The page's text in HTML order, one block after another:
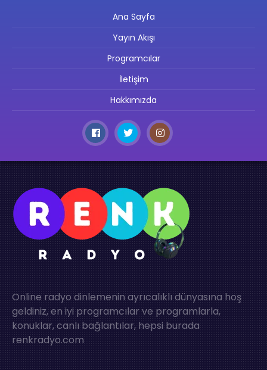
Ana Sayfa
Yayın Akışı
Programcılar
İletişim
Hakkımızda
Online radyo dinlemenin ayrıcalıklı dünyasına hoş
geldiniz, en iyi programcılar ve programlarla,
konuklar, canlı bağlantılar, hepsi burada
renkradyo.com